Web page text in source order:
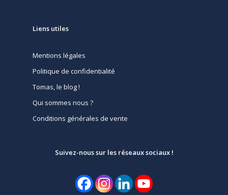
Liens utiles
Mentions légales
Politique de confidentialité
Tomas, le blog !
Qui sommes nous ?
Conditions générales de vente
Suivez-nous sur les réseaux sociaux !